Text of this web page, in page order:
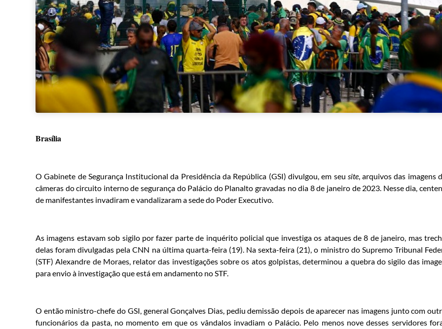
Brasília
O Gabinete de Segurança Institucional da Presidência da República (GSI) divulgou, em seu site, arquivos das imagens
câmeras do circuito interno de segurança do Palácio do Planalto gravadas no dia 8 de janeiro de 2023. Nesse dia,
de manifestantes invadiram e vandalizaram a sede do Poder Executivo.
As imagens estavam sob sigilo por fazer parte de inquérito policial que investiga os ataques de 8 de janeiro, mas
delas foram divulgadas pela CNN na última quarta-feira (19). Na sexta-feira (21), o ministro do Supremo Tribunal
(STF) Alexandre de Moraes, relator das investigações sobre os atos golpistas, determinou a quebra do sigilo das
para envio à investigação que está em andamento no STF.
O então ministro-chefe do GSI, general Gonçalves Dias, pediu demissão depois de aparecer nas imagens junto com
funcionários da pasta, no momento em que os vândalos invadiam o Palácio. Pelo menos nove desses servidores